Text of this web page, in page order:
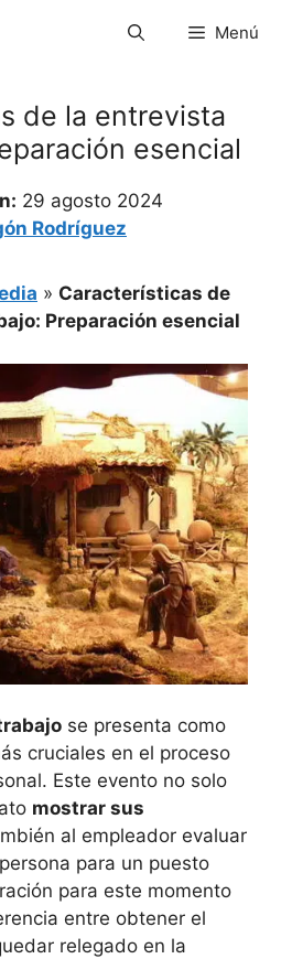
Menú
de la entrevista
esencial
29 agosto 2024
Rodríguez
» Características de
Preparación esencial
se‌ presenta como ​
cruciales‌ en el proceso
Este evento no solo
mostrar ‌sus
al empleador ‍evaluar
para un puesto
para este‍ momento‌
entre​ obtener⁣ el
relegado en la